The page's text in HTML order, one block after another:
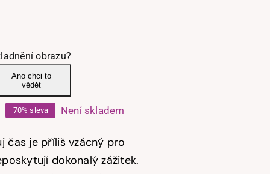
70% sleva Není skladem
obrazu?
Ano chci to
vědět
čas je příliš vzácný pro
dokonalý zážitek.